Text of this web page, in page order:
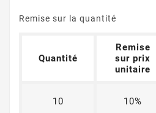
Remise sur la quantité
Quantité
Remise
sur prix
unitaire
10 10%